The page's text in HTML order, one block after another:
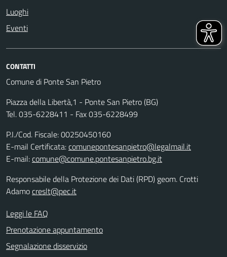
Luoghi
Eventi
CONTATTI
Comune di Ponte San Pietro
Piazza della Libertà,1 - Ponte San Pietro (BG)
Tel. 035-6228411 - Fax 035-6228499
P.I./Cod. Fiscale: 00250450160
E-mail Certificata:comunepontesanpietro@legalmail.it
E-mail:comune@comune.pontesanpietro.bg.it
Responsabile della Protezione dei Dati (RPD) geom. Crotti
Adamocreslt@pec.it
Leggi le FAQ
Prenotazione appuntamento
Segnalazione disservizio